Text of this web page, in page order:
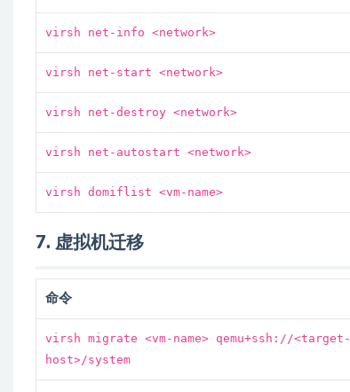
virsh net-info <network>
virsh net-start <network>
virsh net-destroy <network>
virsh net-autostart <network>
virsh domiflist <vm-name>
7. 虚拟机迁移
命令
virsh migrate <vm-name> qemu+ssh://<target-
host>/system